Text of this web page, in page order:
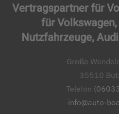
Vertragspartner für
für
Nutzfahrzeuge,
Große
35510
Telefon
info@auto-